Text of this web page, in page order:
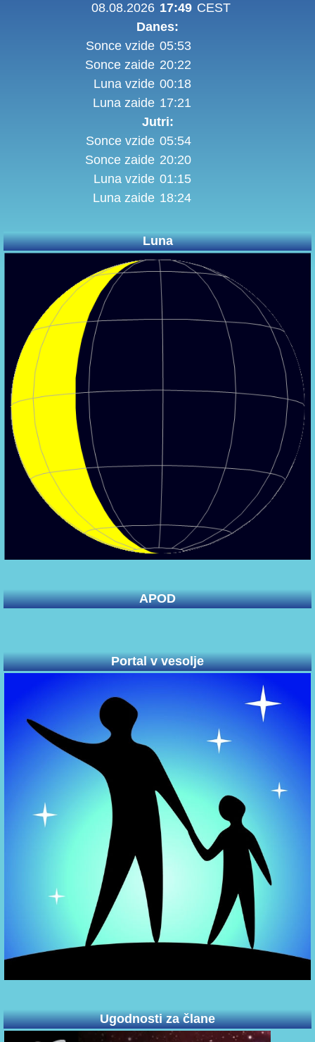
08.08.2026 17:49 CEST
Danes:
Sonce vzide 05:53
Sonce zaide 20:22
Luna vzide 00:18
Luna zaide 17:21
Jutri:
Sonce vzide 05:54
Sonce zaide 20:20
Luna vzide 01:15
Luna zaide 18:24
Luna
APOD
Portal v vesolje
Ugodnosti za člane